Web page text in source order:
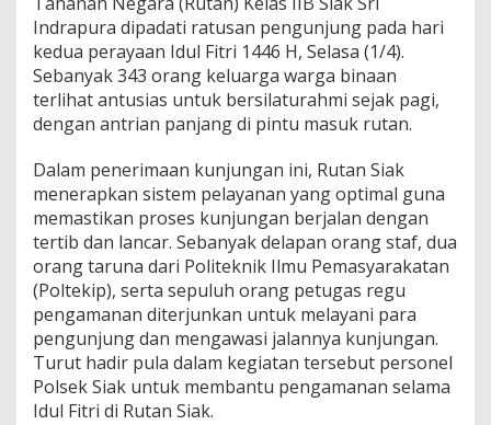
r
a
n
I
d
u
l
i
t
r
i
1
4
4
6
j
r
i
Indrapura dipadati ratusan pengunjung pada hari
kedua perayaan Idul Fitri 1446 H, Selasa (1/4).
Sebanyak 343 orang keluarga warga binaan
terlihat antusias untuk bersilaturahmi sejak pagi,
dengan antrian panjang di pintu masuk rutan.
Dalam penerimaan kunjungan ini, Rutan Siak
menerapkan sistem pelayanan yang optimal guna
memastikan proses kunjungan berjalan dengan
tertib dan lancar. Sebanyak delapan orang staf, dua
orang taruna dari Politeknik Ilmu Pemasyarakatan
(Poltekip), serta sepuluh orang petugas regu
pengamanan diterjunkan untuk melayani para
pengunjung dan mengawasi jalannya kunjungan.
Turut hadir pula dalam kegiatan tersebut personel
Polsek Siak untuk membantu pengamanan selama
Idul Fitri di Rutan Siak.